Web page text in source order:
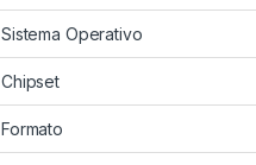
Sistema Operativo
Chipset
Formato